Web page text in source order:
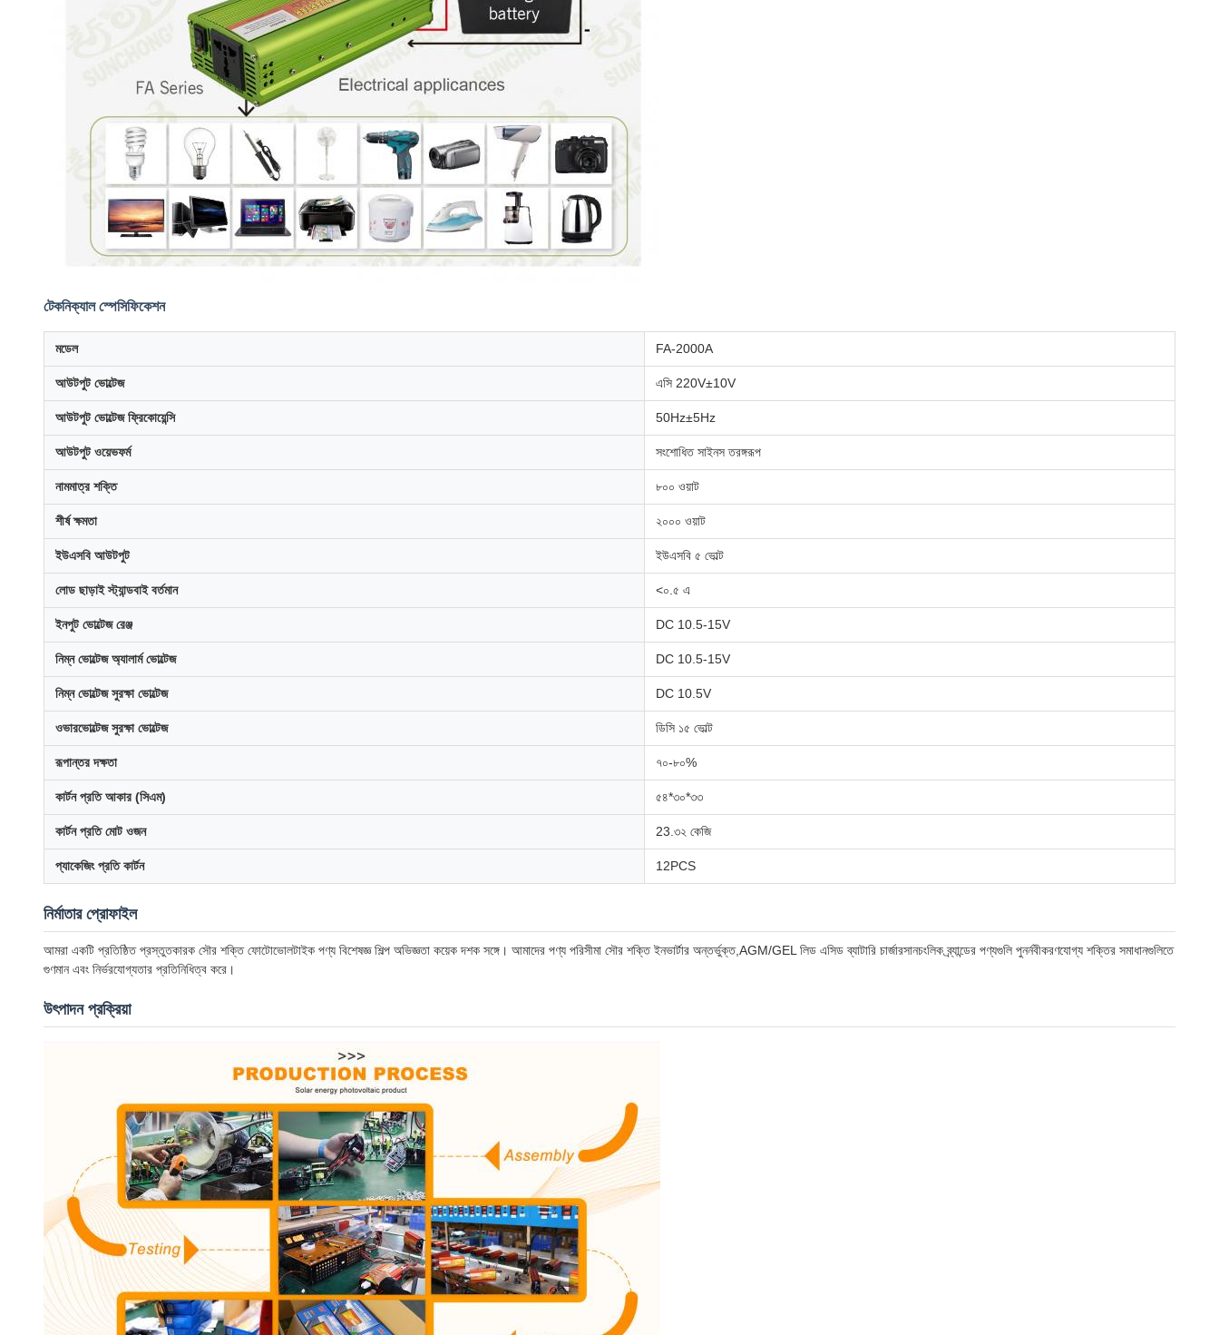
টেকনিক্যাল স্পেসিফিকেশন
মডেল FA-2000A
আউটপুট ভোল্টেজ এসি 220V±10V
আউটপুট ভোল্টেজ ফ্রিকোয়েন্সি 50Hz±5Hz
আউটপুট ওয়েভফর্ম সংশোধিত সাইনস তরঙ্গরূপ
নামমাত্র শক্তি ৮০০ ওয়াট
শীর্ষ ক্ষমতা ২০০০ ওয়াট
ইউএসবি আউটপুট ইউএসবি ৫ ভোল্ট
লোড ছাড়াই স্ট্যান্ডবাই বর্তমান <০.৫ এ
ইনপুট ভোল্টেজ রেঞ্জ DC 10.5-15V
নিম্ন ভোল্টেজ অ্যালার্ম ভোল্টেজ DC 10.5-15V
নিম্ন ভোল্টেজ সুরক্ষা ভোল্টেজ DC 10.5V
ওভারভোল্টেজ সুরক্ষা ভোল্টেজ ডিসি ১৫ ভোল্ট
রূপান্তর দক্ষতা ৭০-৮০%
কার্টন প্রতি আকার (সিএম) ৫৪*৩০*৩৩
কার্টন প্রতি মোট ওজন 23.৩২ কেজি
প্যাকেজিং প্রতি কার্টন 12PCS
নির্মাতার প্রোফাইল
আমরা একটি প্রতিষ্ঠিত প্রস্তুতকারক সৌর শক্তি ফোটোভোলটাইক পণ্য বিশেষজ্ঞ শিল্প অভিজ্ঞতা কয়েক দশক সঙ্গে। আমাদের পণ্য পরিসীমা সৌর শক্তি ইনভার্টার অন্তর্ভুক্ত,AGM/GEL লিড এসিড ব্যাটারি চার্জারসানচংলিক ব্র্যান্ডের পণ্যগুলি পুনর্নবীকরণযোগ্য শক্তির সমাধানগুলিতে
গুণমান এবং নির্ভরযোগ্যতার প্রতিনিধিত্ব করে।
উৎপাদন প্রক্রিয়া